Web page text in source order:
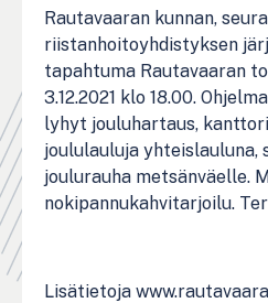
Rautavaaran kunnan,
riistanhoitoyhdistyksen
tapahtuma Rautavaaran
3.12.2021 klo 18.00.
lyhyt jouluhartaus,
joululauluja yhteislauluna,
joulurauha metsänväelle.
nokipannukahvitarjoilu.
Lisätietoja